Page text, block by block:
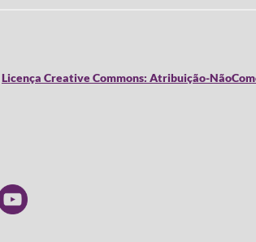
Licença Creative Commons: Atribuição-